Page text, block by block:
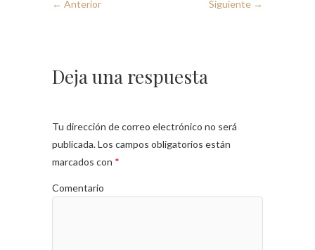
← Anterior Siguiente →
Deja una respuesta
Tu dirección de correo electrónico no será
publicada.Los campos obligatorios están
marcados con *
Comentario